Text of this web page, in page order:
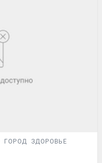
ГОРОД ЗДОРОВЬЕ